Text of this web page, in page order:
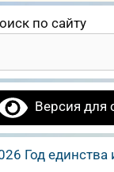
по сайту
Версия для
Год